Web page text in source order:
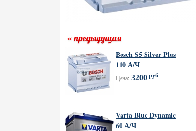
Bosch S5 Silver Plus
110 А/Ч
Цена: 3200 руб
Varta Blue Dynamic
60 А/Ч